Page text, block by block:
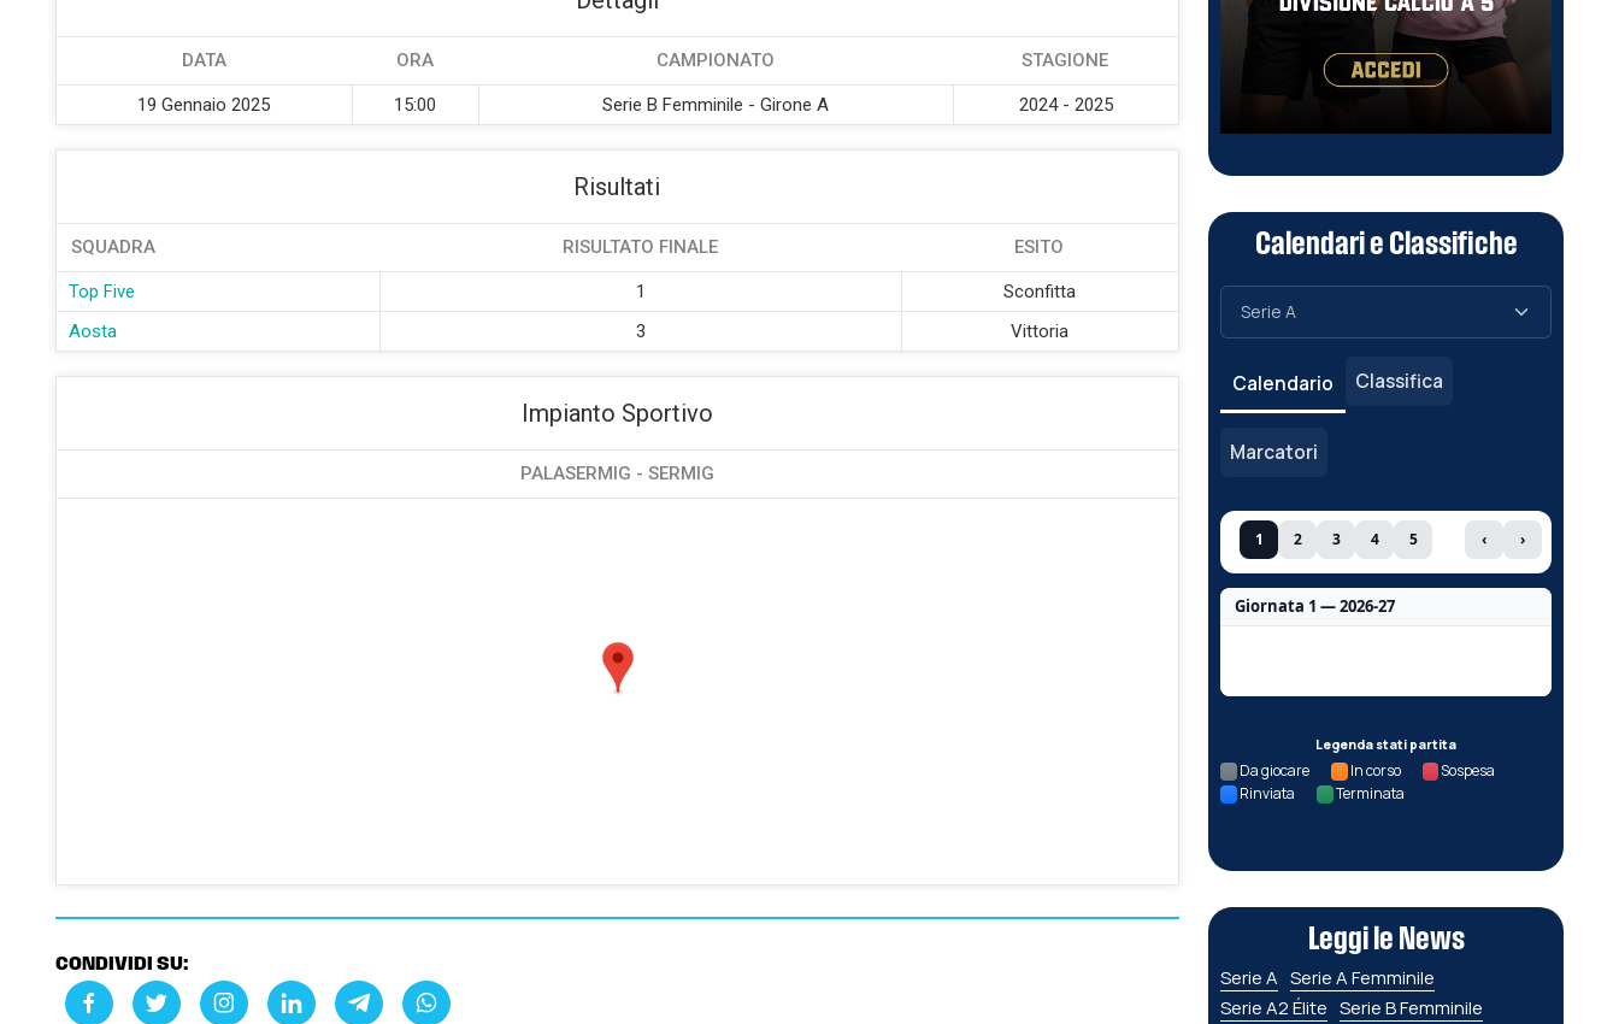
DATA ORA CAMPIONATO STAGIONE
19 Gennaio 2025 15:00 Serie B Femminile - Girone A 2024 - 2025
Risultati
SQUADRA RISULTATO FINALE ESITO
Top Five 1
Sconfitta
Aosta
3 Vittoria
Impianto Sportivo
PALASERMIG - SERMIG
CONDIVIDI SU:
Calendari e Classifiche
Calendario Classifica
Marcatori
1 2 3 4 5 ‹ ›
Giornata 1 — 2026-27
Legenda stati partita
Da giocare In corso
Sospesa
Rinviata
Terminata
Leggi le News
Serie A Serie A Femminile
Serie A2 Élite Serie B Femminile